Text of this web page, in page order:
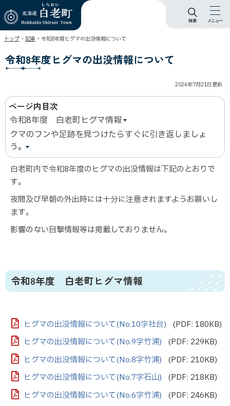
北海道 白老町
Hokkaido Shiraoi
Town
メニュー
検索
トップ › 記事 › 令和8年度ヒグマの出没情報について
令和8年度ヒグマの出没情報について
2026年7月21日 更新
ページ内目次
令和8年度 白老町ヒグマ情報
クマのフンや足跡を見つけたらすぐに引き返しましょ
う。
白老町内で令和8年度のヒグマの出没情報は下記のとおりで
す。
夜間及び早朝の外出時には十分に注意されますようお願いし
ます。
影響のない目撃情報等は掲載しておりません。
令和8年度 白老町ヒグマ情報
ヒグマの出没情報について(No.10字社台)
(PDF: 180KB)
ヒグマの出没情報について(No.9字竹浦)
(PDF: 229KB)
ヒグマの出没情報について(No.8字竹浦)
(PDF: 210KB)
ヒグマの出没情報について(No.7字石山)
(PDF: 218KB)
ヒグマの出没情報について(No.6字竹浦)
(PDF: 246KB)